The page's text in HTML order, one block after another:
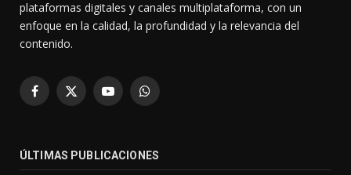
plataformas digitales y canales multiplataforma, con un
enfoque en la calidad, la profundidad y la relevancia del
contenido.
Facebook
X
YouTubeWhatsApp
ÚLTIMAS PUBLICACIONES